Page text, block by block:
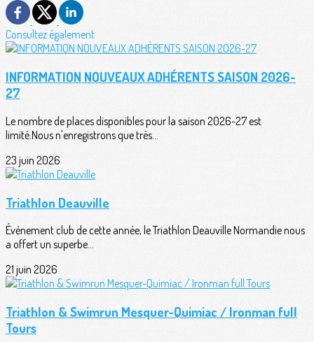
Consultez également
INFORMATION NOUVEAUX ADHÉRENTS SAISON 2026-
27
Le nombre de places disponibles pour la saison 2026-27 est
limité.Nous n'enregistrons que très...
23 juin 2026
Triathlon Deauville
Événement club de cette année, le Triathlon Deauville Normandie nous
a offert un superbe...
21 juin 2026
Triathlon & Swimrun Mesquer-Quimiac / Ironman full
Tours